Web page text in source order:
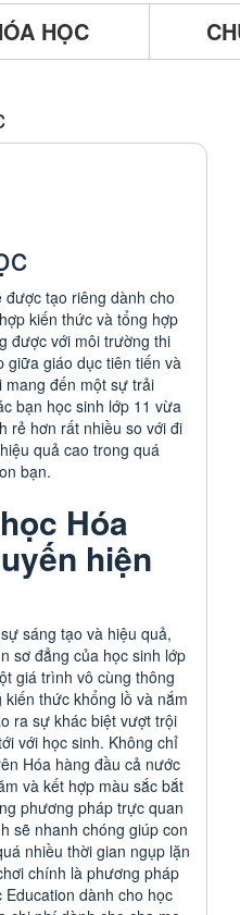
HỌC
được tạo riêng dành cho
kiến thức và tổng hợp
được với môi trường thi
giữa giáo dục tiên tiến và
mang đến một sự trải
bạn học sinh lớp 11 vừa
rẻ hơn rất nhiều so với đi
quả cao trong quá
bạn.
Hóa
hiện
sáng tạo và hiệu quả,
sơ đẳng của học sinh lớp
giá trình vô cùng thông
thức khổng lồ và nắm
ra sự khác biệt vượt trội
với học sinh. Không chỉ
Hóa hàng đầu cả nước
và kết hợp màu sắc bắt
phương pháp trực quan
sẽ nhanh chóng giúp con
nhiều thời gian ngụp lặn
chính là phương pháp
dành cho học